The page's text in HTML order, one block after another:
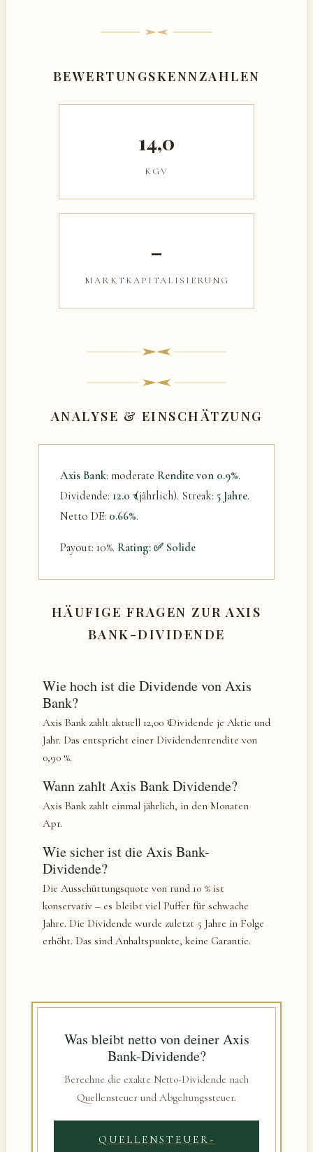
BEWERTUNGSKENNZAHLEN
14,0
KGV
–
MARKTKAPITALISIERUNG
ANALYSE & EINSCHÄTZUNG
Axis Bank: moderate Rendite von 0.9%.
Dividende: 12.0 ₹ (jährlich). Streak: 5 Jahre.
Netto DE: 0.66%.
Payout: 10%. Rating: ✅ Solide
HÄUFIGE FRAGEN ZUR AXIS
BANK-DIVIDENDE
Wie hoch ist die Dividende von Axis
Bank?
Axis Bank zahlt aktuell 12,00 ₹ Dividende je Aktie und
Jahr. Das entspricht einer Dividendenrendite von
0,90 %.
Wann zahlt Axis Bank Dividende?
Axis Bank zahlt einmal jährlich, in den Monaten
Apr.
Wie sicher ist die Axis Bank-
Dividende?
Die Ausschüttungsquote von rund 10 % ist
konservativ – es bleibt viel Puffer für schwache
Jahre. Die Dividende wurde zuletzt 5 Jahre in Folge
erhöht. Das sind Anhaltspunkte, keine Garantie.
Was bleibt netto von deiner Axis
Bank-Dividende?
Berechne die exakte Netto-Dividende nach
Quellensteuer und Abgeltungssteuer.
QUELLENSTEUER-